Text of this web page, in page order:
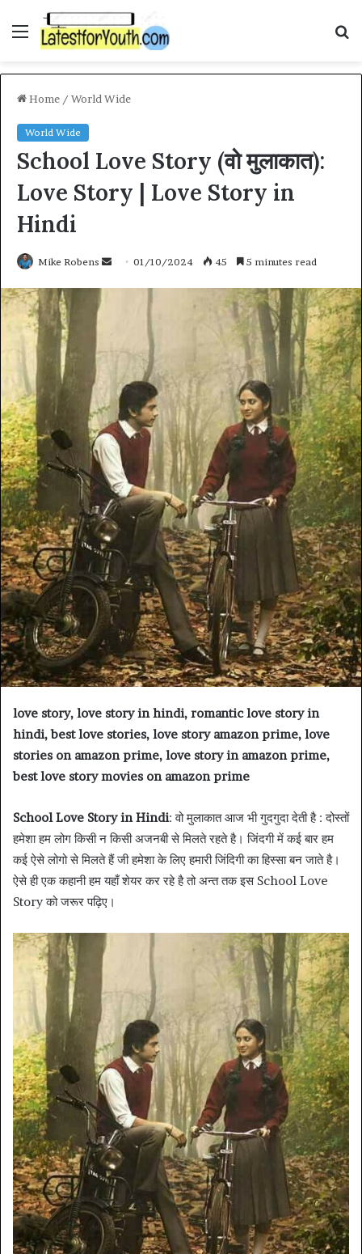
Menu
Home / World Wide
World Wide
School Love Story (वो मुलाकात):
Love Story | Love Story in
Hindi
Mike Robens
Send01/10/2024 45 5 minutes read
love story, love story in hindi, romantic love story in
hindi, best love stories, love story amazon prime, love
stories on amazon prime, love story in amazon prime,
best love story movies on amazon prime
School Love Story in Hindi: वो मुलाकात आज भी गुदगुदा देती है : दोस्तों
हमेशा हम लोग किसी न किसी अजनबी से मिलते रहते है। जिंदगी में कई बार हम
कई ऐसे लोगो से मिलते हैं जी हमेशा के लिए हमारी जिंदिगी का हिस्सा बन जाते है।
ऐसे ही एक कहानी हम यहाँ शेयर कर रहे है तो अन्त तक इस School Love
Story को जरूर पढ़िए।